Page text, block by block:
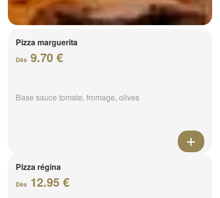
Pizza marguerita
Dès 9.70 €
Base sauce tomate, fromage, olives
Pizza régina
Dès 12.95 €